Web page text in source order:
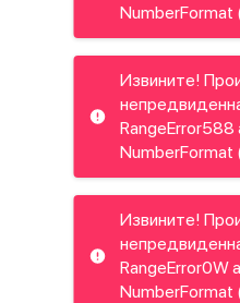
NumberFormat
Извините!
RangeError588
NumberFormat
Извините!
RangeError0W
NumberFormat